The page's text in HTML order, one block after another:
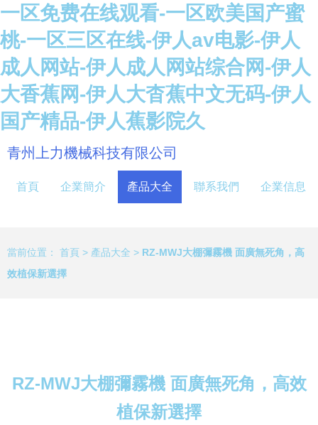
一区免费在线观看-一区欧美国产蜜
桃-一区三区在线-伊人av电影-伊人
成人网站-伊人成人网站综合网-伊人
大香蕉网-伊人大杳蕉中文无码-伊人
国产精品-伊人蕉影院久
青州上力機械科技有限公司
首頁 企業簡介 產品大全 聯系我們 企業信息
當前位置： 首頁 > 產品大全 > RZ-MWJ大棚彌霧機 面廣無死角，高
效植保新選擇
RZ-MWJ大棚彌霧機 面廣無死角，高效
植保新選擇